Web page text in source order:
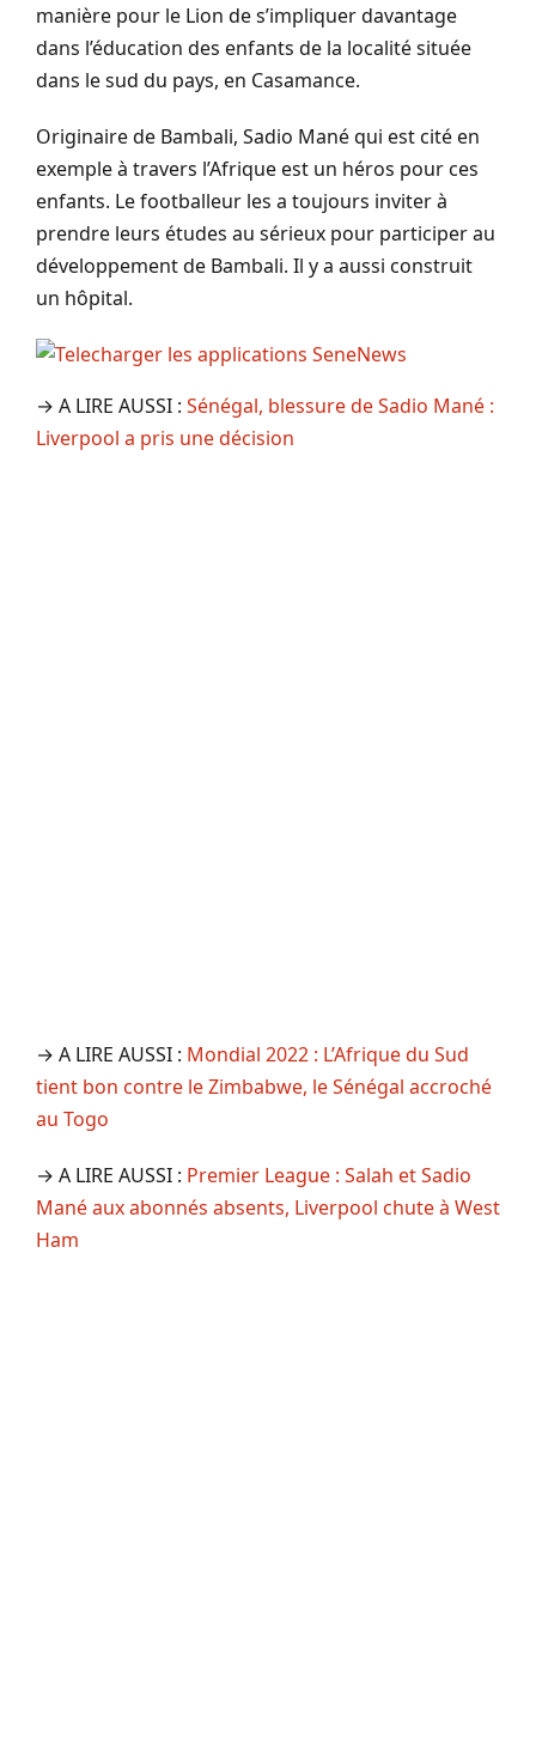
manière pour le Lion de s’impliquer davantage
dans l’éducation des enfants de la localité située
dans le sud du pays, en Casamance.
Originaire de Bambali, Sadio Mané qui est cité en
exemple à travers l’Afrique est un héros pour ces
enfants. Le footballeur les a toujours inviter à
prendre leurs études au sérieux pour participer au
développement de Bambali. Il y a aussi construit
un hôpital.
→ A LIRE AUSSI : Sénégal, blessure de Sadio Mané :
Liverpool a pris une décision
→ A LIRE AUSSI : Mondial 2022 : L’Afrique du Sud
tient bon contre le Zimbabwe, le Sénégal accroché
au Togo
→ A LIRE AUSSI : Premier League : Salah et Sadio
Mané aux abonnés absents, Liverpool chute à West
Ham